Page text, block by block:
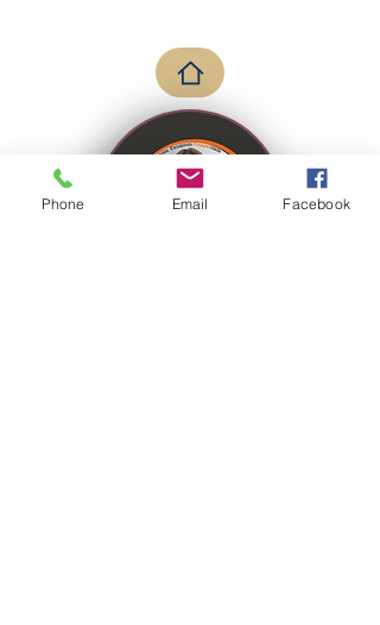
Phone Email Facebook